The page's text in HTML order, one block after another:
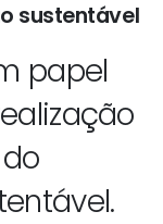
sustentável
papel